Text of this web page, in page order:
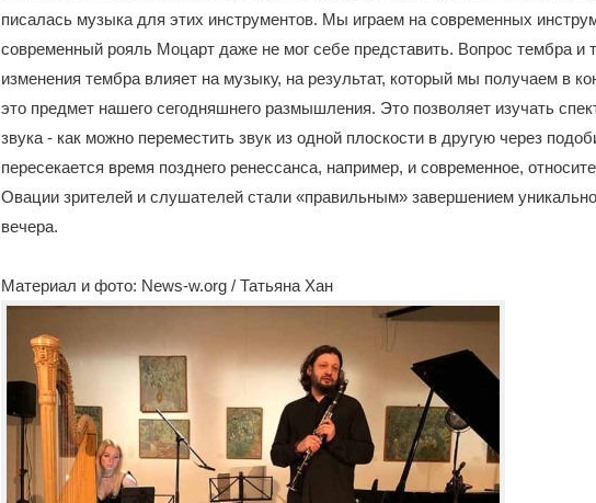
писалась музыка для этих инструментов. Мы играем на современных
современный рояль Моцарт даже не мог себе представить. Вопрос тембра и
изменения тембра влияет на музыку, на результат, который мы получаем в
это предмет нашего сегодняшнего размышления. Это позволяет изучать
звука - как можно переместить звук из одной плоскости в другую через
пересекается время позднего ренессанса, например, и современное,
Овации зрителей и слушателей стали «правильным» завершением
вечера.
Материал и фото: News-w.org / Татьяна Хан